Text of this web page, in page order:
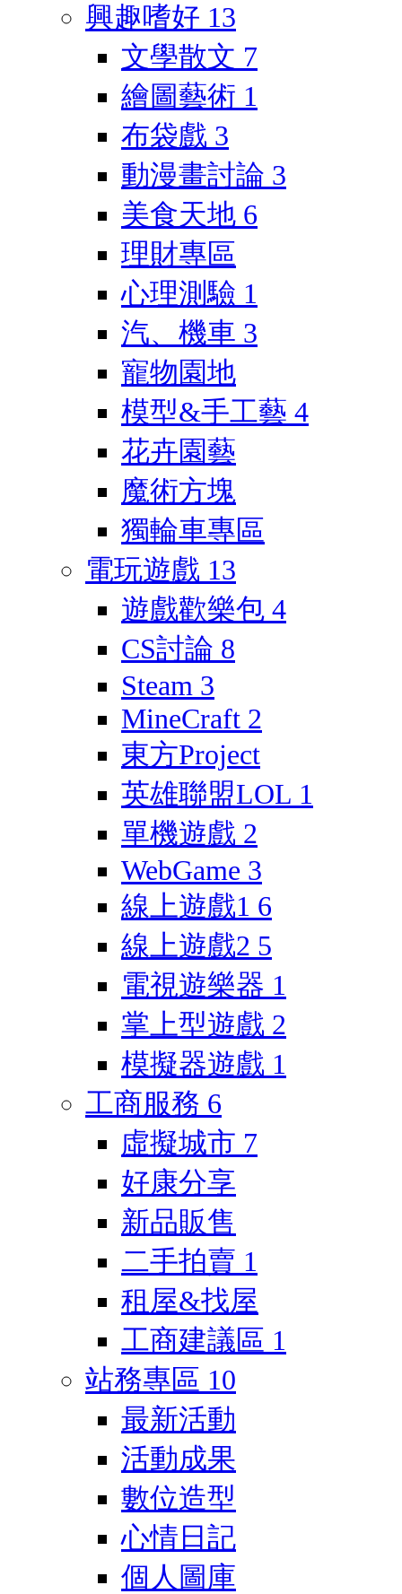
興趣嗜好 13
文學散文 7
繪圖藝術 1
布袋戲 3
動漫畫討論 3
美食天地 6
理財專區
心理測驗 1
汽、機車 3
寵物園地
模型&手工藝 4
花卉園藝
魔術方塊
獨輪車專區
電玩遊戲 13
遊戲歡樂包 4
CS討論 8
Steam 3
MineCraft 2
東方Project
英雄聯盟LOL 1
單機遊戲 2
WebGame 3
線上遊戲1 6
線上遊戲2 5
電視遊樂器 1
掌上型遊戲 2
模擬器遊戲 1
工商服務 6
虛擬城市 7
好康分享
新品販售
二手拍賣 1
租屋&找屋
工商建議區 1
站務專區 10
最新活動
活動成果
數位造型
心情日記
個人圖庫